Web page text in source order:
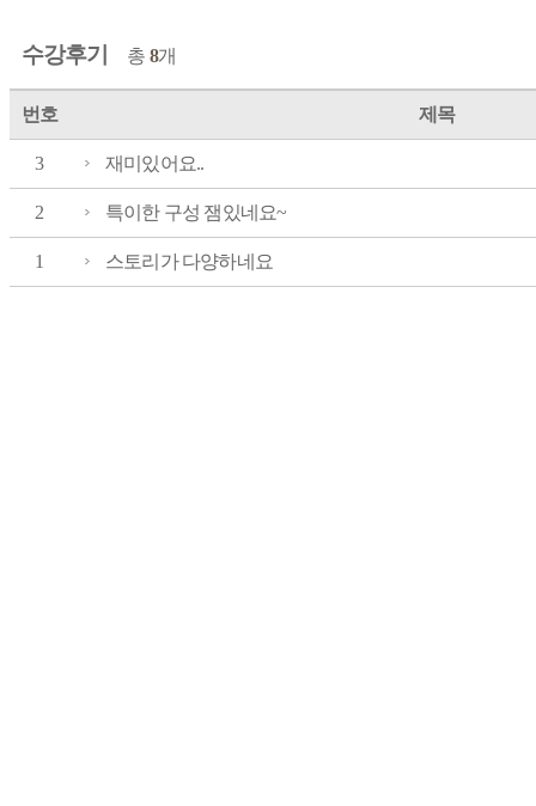
수강후기 총 8개
번호 제목
3 재미있어요..
2 특이한 구성 잼있네요~
1 스토리가 다양하네요